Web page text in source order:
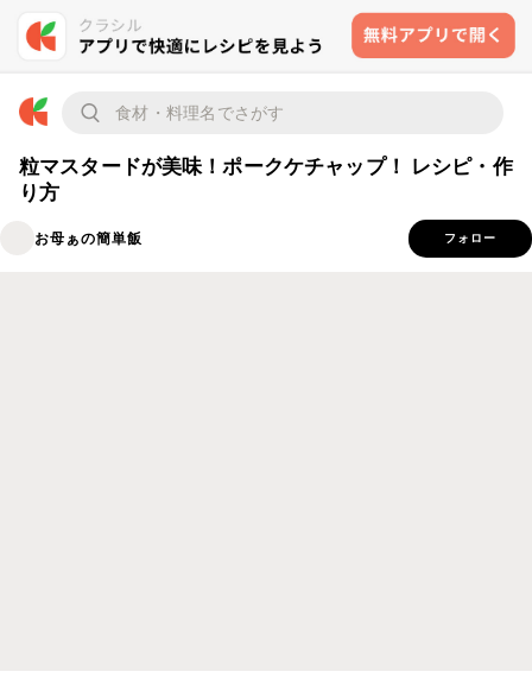
粒マスタードが美味！ポークケチャップ！ レシピ・作
り方
お母ぁの簡単飯 フォロー